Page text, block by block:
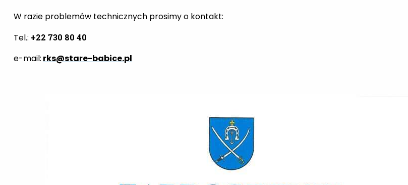
W razie problemów technicznych prosimy o kontakt:
Tel.: +22 730 80 40
e-mail: rks@stare-babice.pl